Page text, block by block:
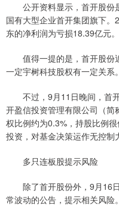
公开资料显示，首开股份
国有大型企业首开集团旗下
东的净利润为亏损18.39亿元。
值得一提的是，首开股份
一定宇树科技股权有一定关系。
不过，9月11日晚间，首开
开盈信投资管理有限公司（简
权比例约为0.3%，持股比例
投资，对基金决策运作无控制
多只连板股提示风险
除了首开股份外，9月16日
常波动的公告，提示相关风险。